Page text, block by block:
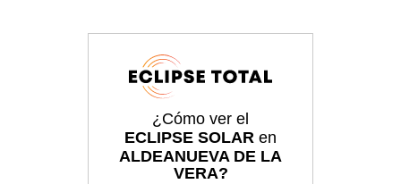
¿Cómo ver el
ECLIPSE SOLAR en
ALDEANUEVA DE LA
VERA?